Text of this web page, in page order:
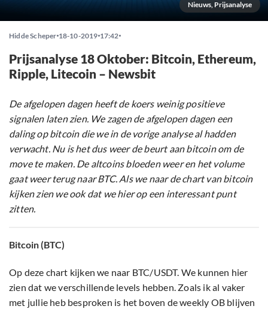
Nieuws, Prijsanalyse
Hidde Scheper 18-10-2019 17:42
Prijsanalyse 18 Oktober: Bitcoin, Ethereum,
Ripple, Litecoin – Newsbit
De afgelopen dagen heeft de koers weinig positieve
signalen laten zien. We zagen de afgelopen dagen een
daling op bitcoin die we in de vorige analyse al hadden
verwacht. Nu is het dus weer de beurt aan bitcoin om de
move te maken. De altcoins bloeden weer en het volume
gaat weer terug naar BTC. Als we naar de chart van bitcoin
kijken zien we ook dat we hier op een interessant punt
zitten.
Bitcoin (BTC)
Op deze chart kijken we naar BTC/USDT. We kunnen hier
zien dat we verschillende levels hebben. Zoals ik al vaker
met jullie heb besproken is het boven de weekly OB blijven